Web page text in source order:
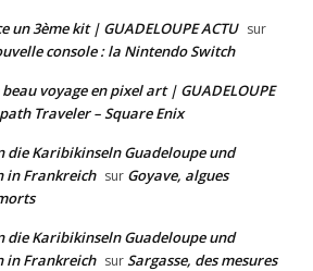
un 3ème kit | GUADELOUPE ACTU sur
console : la Nintendo Switch
voyage en pixel art | GUADELOUPE
Traveler – Square Enix
die Karibikinseln Guadeloupe und
in Frankreich sur Goyave, algues
die Karibikinseln Guadeloupe und
in Frankreich surSargasse, des mesures